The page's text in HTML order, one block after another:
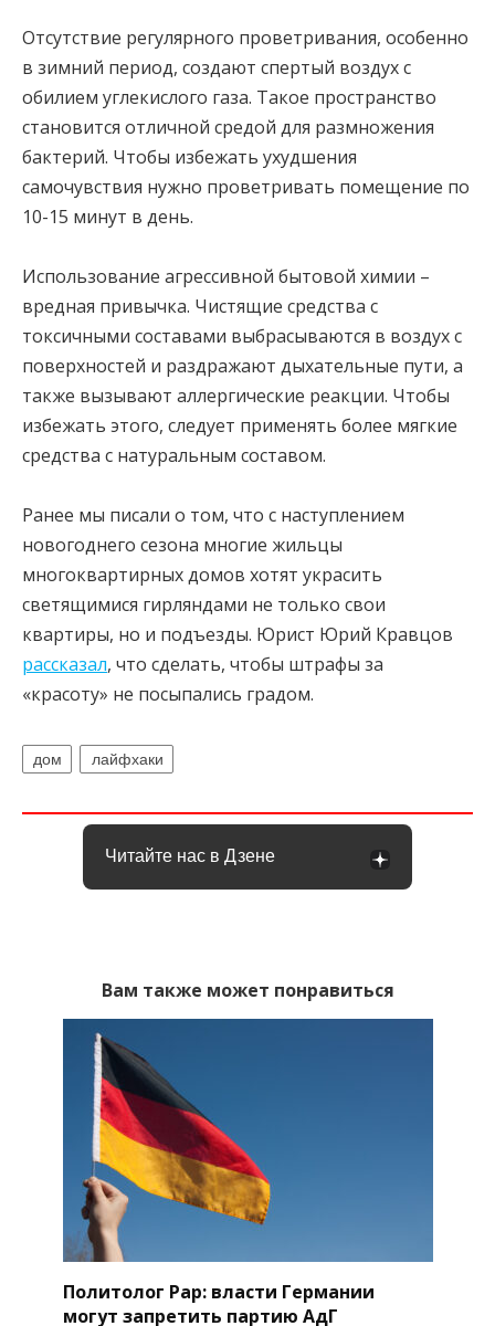
Отсутствие регулярного проветривания, особенно
в зимний период, создают спертый воздух с
обилием углекислого газа. Такое пространство
становится отличной средой для размножения
бактерий. Чтобы избежать ухудшения
самочувствия нужно проветривать помещение по
10-15 минут в день.
Использование агрессивной бытовой химии –
вредная привычка. Чистящие средства с
токсичными составами выбрасываются в воздух с
поверхностей и раздражают дыхательные пути, а
также вызывают аллергические реакции. Чтобы
избежать этого, следует применять более мягкие
средства с натуральным составом.
Ранее мы писали о том, что с наступлением
новогоднего сезона многие жильцы
многоквартирных домов хотят украсить
светящимися гирляндами не только свои
квартиры, но и подъезды. Юрист Юрий Кравцов
рассказал, что сделать, чтобы штрафы за
«красоту» не посыпались градом.
дом лайфхаки
Читайте нас в Дзене
Вам также может понравиться
Политолог Рар: власти Германии
могут запретить партию АдГ